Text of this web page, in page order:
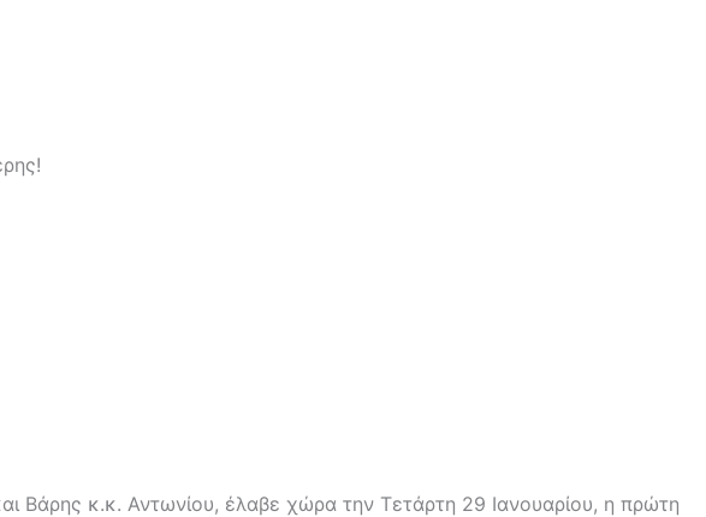
Βάρης κ.κ. Αντωνίου, έλαβε χώρα την Τετάρτη 29 Ιανουαρίου, η πρώτη